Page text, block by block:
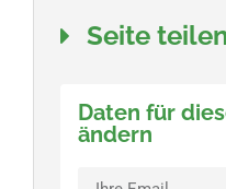
Seite
Daten für
ändern